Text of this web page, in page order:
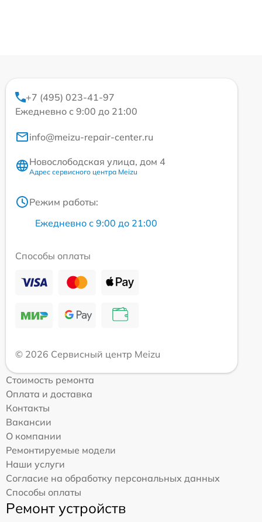
+7 (495) 023-41-97
Ежедневно с 9:00 до 21:00
info@meizu-repair-center.ru
Новослободская улица, дом 4
Адрес сервисного центра Meizu
Режим работы:
Ежедневно с 9:00 до 21:00
Способы оплаты
© 2026 Сервисный центр Meizu
Стоимость ремонта
Оплата и доставка
Контакты
Вакансии
О компании
Ремонтируемые модели
Наши услуги
Согласие на обработку персональных данных
Способы оплаты
Ремонт устройств